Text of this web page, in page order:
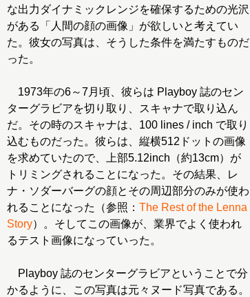
な出力ダイナミックレンジを確保するための光沢
がある「人間の顔の画像」が欲しいと考えてい
た。彼女の写真は、そうした条件を満たすものだ
った。
1973年の6～7月頃、彼らは Playboy 誌のセン
ターグラビアを切り取り、スキャナで取り込ん
だ。その時のスキャナは、100 lines / inch で取り
込むものだった。彼らは、縦横512ドットの画像
を求めていたので、上部5.12inch（約13cm）が
トリミングされることになった。その結果、レ
ナ・ソダーバーグの顔とその周辺部分のみが使わ
れることになった（参照： The Rest of the Lenna
Story）。そしてこの画像が、業界でよく使われ
るテスト画像になっていった。
Playboy 誌のセンターグラビアということで分
かるように、この写真は元々ヌード写真である。